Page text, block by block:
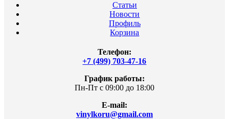
Статьи
Новости
Профиль
Корзина
Телефон:
+7 (499) 703-47-16
График работы:
Пн-Пт с 09:00 до 18:00
E-mail:
vinylkoru@gmail.com